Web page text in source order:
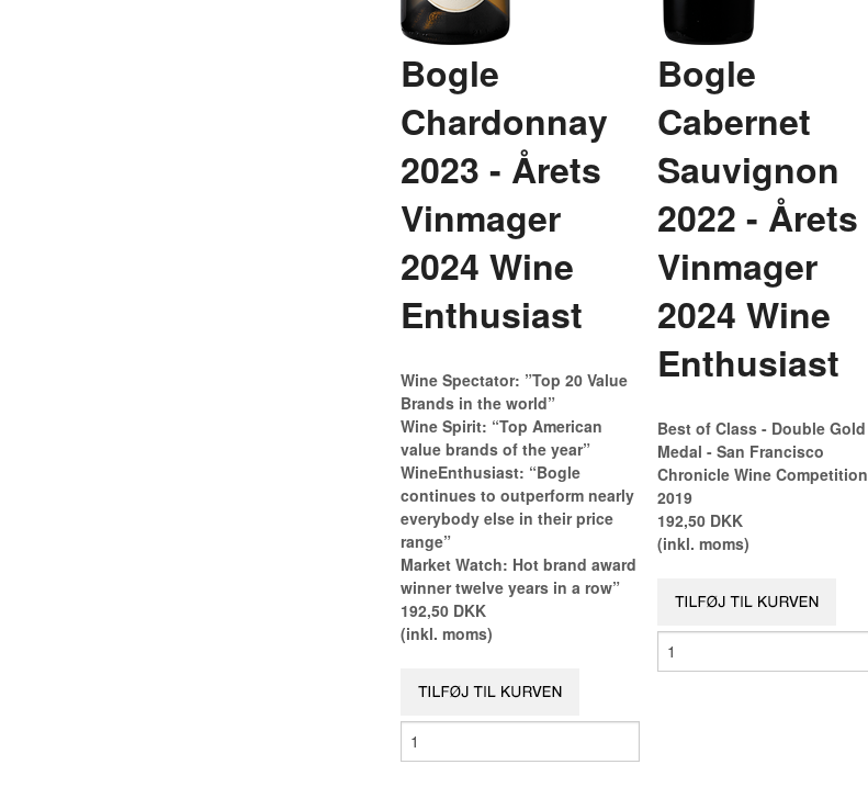
Bogle
Chardonnay
2023 - Årets
Vinmager
2024 Wine
Enthusiast
Wine Spectator: ”Top 20 Value
Brands in the world”
Wine Spirit: “Top American
value brands of the year”
WineEnthusiast: “Bogle
continues to outperform nearly
everybody else in their price
range”
Market Watch: Hot brand award
winner twelve years in a row”
192,50 DKK
(inkl. moms)
Bogle
Cabernet
Sauvignon
2022 - Årets
Vinmager
2024 Wine
Enthusiast
Best of Class - Double Gold
Medal - San Francisco
Chronicle Wine Competition
2019
192,50 DKK
(inkl. moms)